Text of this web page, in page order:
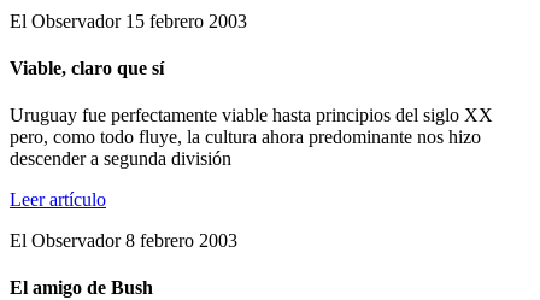
El Observador 15 febrero 2003
Viable, claro que sí
Uruguay fue perfectamente viable hasta principios del siglo XX
pero, como todo fluye, la cultura ahora predominante nos hizo
descender a segunda división
Leer artículo
El Observador 8 febrero 2003
El amigo de Bush